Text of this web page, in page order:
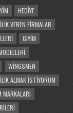
HEDIYE
VEREN FIRMALAR
GIYIM
WINGSMEN
ALMAK ISTIYORUM
MARKALARI